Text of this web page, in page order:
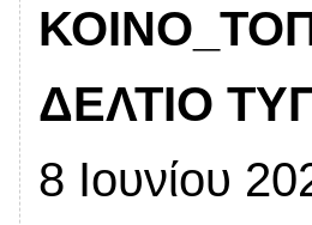
ΔΕΛΤΙΟ
8 Ιουνίου